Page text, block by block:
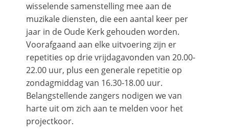
wisselende samenstelling mee aan de
muzikale diensten, die een aantal keer per
jaar in de Oude Kerk gehouden worden.
Voorafgaand aan elke uitvoering zijn er
repetities op drie vrijdagavonden van 20.00-
22.00 uur, plus een generale repetitie op
zondagmiddag van 16.30-18.00 uur.
Belangstellende zangers nodigen we van
harte uit om zich aan te melden voor het
projectkoor.